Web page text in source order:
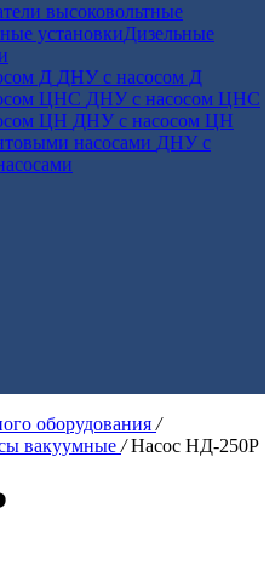
высоковольтные
Дизельные
ДНУ с насосом Д
ДНУ с насосом ЦНС
ДНУ с насосом ЦН
ДНУ с
оборудования /
вакуумные / Насос НД-250Р